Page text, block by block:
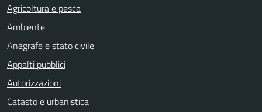
Agricoltura e pesca
Ambiente
Anagrafe e stato civile
Appalti pubblici
Autorizzazioni
Catasto e urbanistica